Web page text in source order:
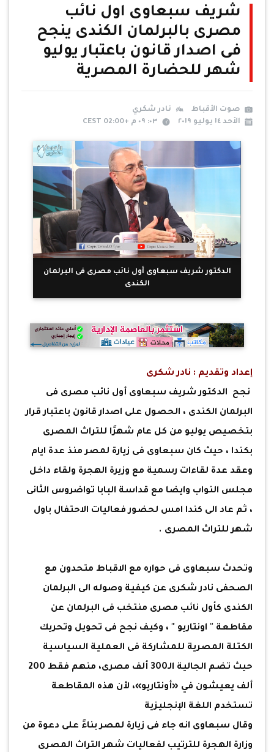
شريف سبعاوى اول نائب
مصرى بالبرلمان الكندى ينجح
فى اصدار قانون باعتبار يوليو
شهر للحضارة المصرية
صوت الأقباط
نادر شكري
الأحد ١٤ يوليو ٢٠١٩
٠٣: ٠٩ م +02:00 CEST
الدكتور شريف سبعاوى أول نائب مصرى فى البرلمان
الكندى
إعداد وتقديم : نادر شكرى
نجح الدكتور شريف سبعاوى أول نائب مصرى فى
البرلمان الكندى ، الحصول على اصدار قانون باعتبار قرار
بتخصيص يوليو من كل عام شهرًا للتراث المصرى
بكندا ، حيث كان سبعاوى فى زيارة لمصر منذ عدة ايام
وعقد عدة لقاءات رسمية مع وزيرة الهجرة ولقاء داخل
مجلس النواب وايضا مع قداسة البابا تواضروس الثانى
، ثم عاد الى كندا امس لحضور فعاليات الاحتفال باول
شهر للتراث المصرى .
وتحدث سبعاوى فى حواره مع الاقباط متحدون مع
الصحفى نادر شكرى عن كيفية وصوله الى البرلمان
الكندى كأول نائب مصرى منتخب فى البرلمان عن
مقاطعة " اونتاريو " ، وكيف نجح فى تحويل وتحريك
الكتلة المصرية للمشاركة فى العملية السياسية
حيث تضم الجالية الـ300 ألف مصرى، منهم فقط 200
ألف يعيشون في «أونتاريو»، لأن هذه المقاطعة
تستخدم اللغة الإنجليزية
وقال سبعاوى انه جاء فى زيارة لمصر بناءً على دعوة من
وزارة الهجرة للترتيب لفعاليات شهر التراث المصرى